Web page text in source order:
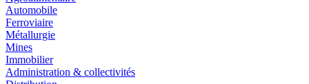
Automobile
Ferroviaire
Métallurgie
Mines
Immobilier
Administration & collectivités